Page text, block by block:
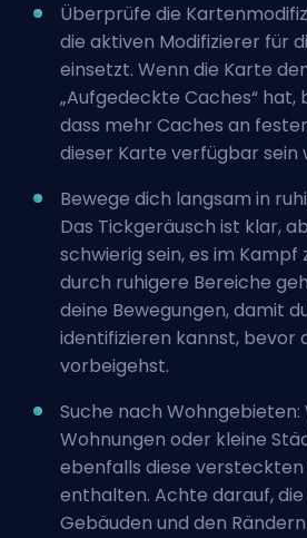
Überprüfe die
die aktiven Modifizierer für
einsetzt. Wenn die Karte
„Aufgedeckte Caches“ hat,
dass mehr Caches an
dieser Karte verfügbar sein
Bewege dich langsam in
Das Tickgeräusch ist klar,
schwierig sein, es im Kampf
durch ruhigere Bereiche
deine Bewegungen, damit
identifizieren kannst, bevor
vorbeigehst.
Suche nach
Wohnungen oder kleine
ebenfalls diese versteckten
enthalten. Achte darauf,
Gebäuden und den